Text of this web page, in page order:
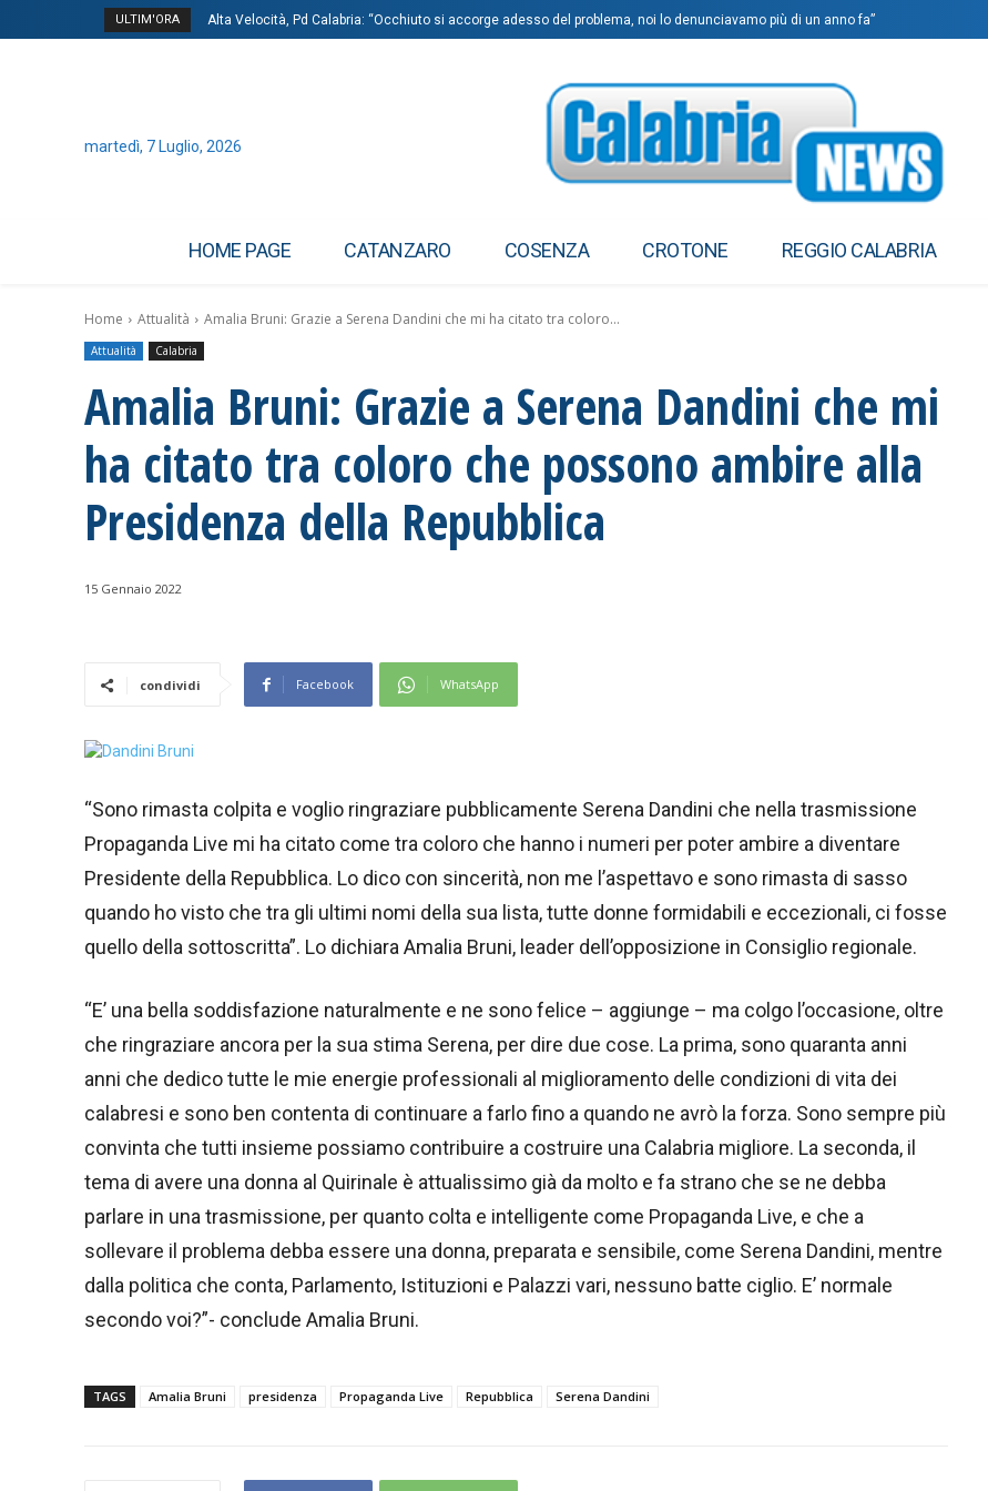
ULTIM'ORA Alta Velocità, Pd Calabria: “Occhiuto si accorge adesso del problema, noi lo denunciavamo più di un anno fa”
martedì, 7 Luglio, 2026
HOME PAGE CATANZARO COSENZA CROTONE REGGIO CALABRIA
Home Attualità Amalia Bruni: Grazie a Serena Dandini che mi ha citato tra coloro...
Attualità Calabria
Amalia Bruni: Grazie a Serena Dandini che mi
ha citato tra coloro che possono ambire alla
Presidenza della Repubblica
15 Gennaio 2022
condividi Facebook WhatsApp
“Sono rimasta colpita e voglio ringraziare pubblicamente Serena Dandini che nella trasmissione
Propaganda Live mi ha citato come tra coloro che hanno i numeri per poter ambire a diventare
Presidente della Repubblica. Lo dico con sincerità, non me l’aspettavo e sono rimasta di sasso
quando ho visto che tra gli ultimi nomi della sua lista, tutte donne formidabili e eccezionali, ci fosse
quello della sottoscritta”. Lo dichiara Amalia Bruni, leader dell’opposizione in Consiglio regionale.
“E’ una bella soddisfazione naturalmente e ne sono felice – aggiunge – ma colgo l’occasione, oltre
che ringraziare ancora per la sua stima Serena, per dire due cose. La prima, sono quaranta anni
anni che dedico tutte le mie energie professionali al miglioramento delle condizioni di vita dei
calabresi e sono ben contenta di continuare a farlo fino a quando ne avrò la forza. Sono sempre più
convinta che tutti insieme possiamo contribuire a costruire una Calabria migliore. La seconda, il
tema di avere una donna al Quirinale è attualissimo già da molto e fa strano che se ne debba
parlare in una trasmissione, per quanto colta e intelligente come Propaganda Live, e che a
sollevare il problema debba essere una donna, preparata e sensibile, come Serena Dandini, mentre
dalla politica che conta, Parlamento, Istituzioni e Palazzi vari, nessuno batte ciglio. E’ normale
secondo voi?”- conclude Amalia Bruni.
TAGS Amalia Bruni presidenza Propaganda Live Repubblica Serena Dandini